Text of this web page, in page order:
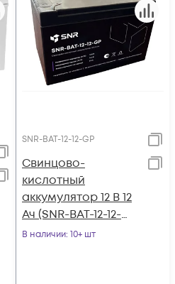
SNR-BAT-12-12-GP
Свинцово-
кислотный
аккумулятор 12 В 12
Ач (SNR-BAT-12-12-
GP)
В наличии: 10+ шт